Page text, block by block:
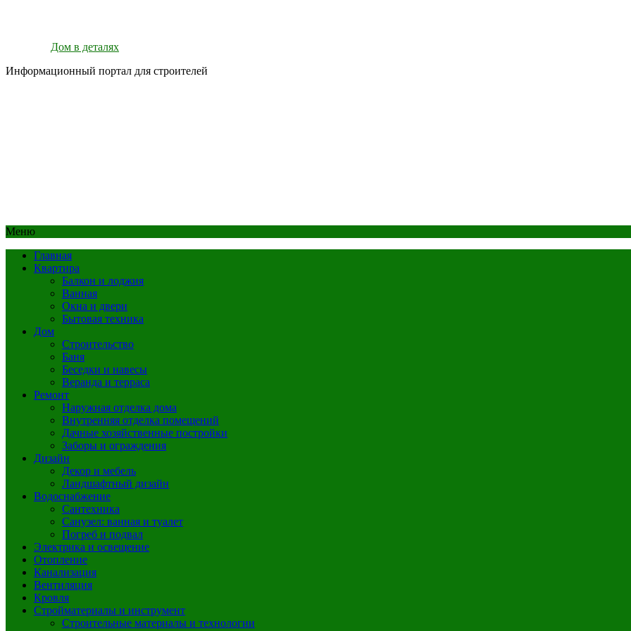
Дом в деталях
Информационный портал для строителей
Меню
Главная
Квартира
Балкон и лоджия
Ванная
Окна и двери
Бытовая техника
Дом
Строительство
Баня
Беседки и навесы
Веранда и терраса
Ремонт
Наружная отделка дома
Внутренняя отделка помещений
Дачные хозяйственные постройки
Заборы и ограждения
Дизайн
Декор и мебель
Ландшафтный дизайн
Водоснабжение
Сантехника
Санузел: ванная и туалет
Погреб и подвал
Электрика и освещение
Отопление
Канализация
Вентиляция
Кровля
Стройматериалы и инструмент
Строительные материалы и технологии